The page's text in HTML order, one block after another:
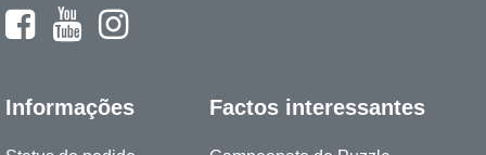
Informações Factos interessantes